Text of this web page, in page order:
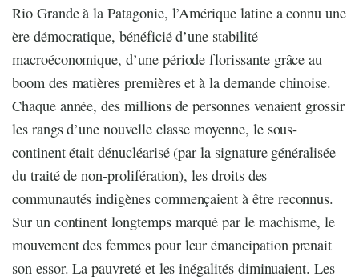
Rio Grande à la Patagonie, l’Amérique latine a connu une
ère démocratique, bénéficié d’une stabilité
macroéconomique, d’une période florissante grâce au
boom des matières premières et à la demande chinoise.
Chaque année, des millions de personnes venaient grossir
les rangs d’une nouvelle classe moyenne, le sous-
continent était dénucléarisé (par la signature généralisée
du traité de non-prolifération), les droits des
communautés indigènes commençaient à être reconnus.
Sur un continent longtemps marqué par le machisme, le
mouvement des femmes pour leur émancipation prenait
son essor. La pauvreté et les inégalités diminuaient. Les